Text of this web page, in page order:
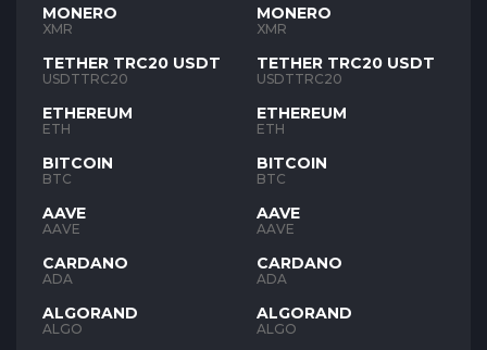
MONERO
XMR
TETHER TRC20 USDT
USDTTRC20
ETHEREUM
ETH
BITCOIN
BTC
AAVE
AAVE
CARDANO
ADA
ALGORAND
ALGO
MONERO
XMR
TETHER TRC20 USDT
USDTTRC20
ETHEREUM
ETH
BITCOIN
BTC
AAVE
AAVE
CARDANO
ADA
ALGORAND
ALGO